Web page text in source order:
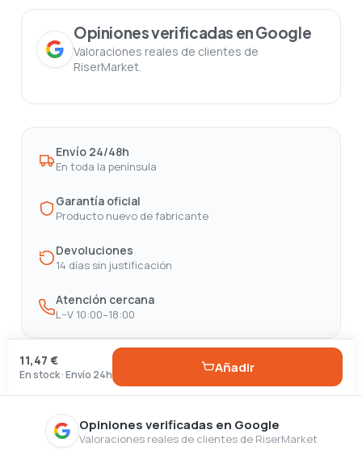
Opiniones verificadas en Google
Valoraciones reales de clientes de
RiserMarket.
Envío 24/48h
En toda la península
Garantía oficial
Producto nuevo de fabricante
Devoluciones
14 días sin justificación
Atención cercana
L–V 10:00–18:00
11,47 €
En stock · Envío 24h Añadir
Opiniones verificadas en Google
Valoraciones reales de clientes de RiserMarket